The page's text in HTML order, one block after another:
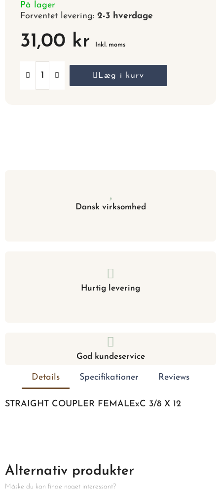
På lager
Forventet levering: 2-3 hverdage
31,00 kr Inkl. moms
Læg i kurv
Dansk virksomhed
Hurtig levering
God kundeservice
Details Specifikationer Reviews
STRAIGHT COUPLER FEMALExC 3/8 X 12
Alternativ produkter
Måske du kan finde noget interessant?